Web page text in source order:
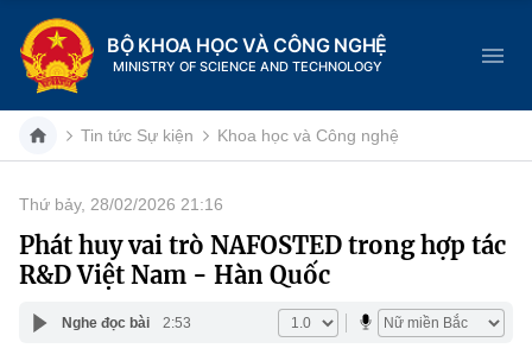
BỘ KHOA HỌC VÀ CÔNG NGHỆ
MINISTRY OF SCIENCE AND TECHNOLOGY
Danh mục
Trang chủ
Giới thiệu
Tin tức Sự kiện Khoa học và Công nghệ
Thứ bảy, 28/02/2026 21:16
Phát huy vai trò NAFOSTED trong hợp tác
R&D Việt Nam - Hàn Quốc
Nghe đọc bài 2:53